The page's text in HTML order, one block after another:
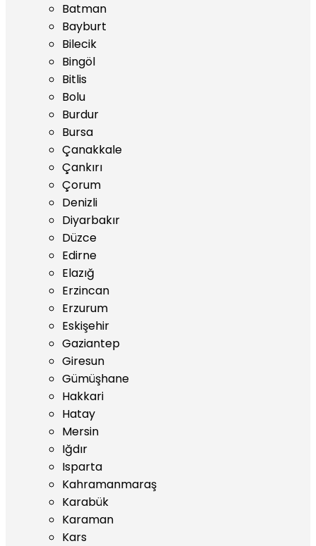
Batman
Bayburt
Bilecik
Bingöl
Bitlis
Bolu
Burdur
Bursa
Çanakkale
Çankırı
Çorum
Denizli
Diyarbakır
Düzce
Edirne
Elazığ
Erzincan
Erzurum
Eskişehir
Gaziantep
Giresun
Gümüşhane
Hakkari
Hatay
Mersin
Iğdır
Isparta
Kahramanmaraş
Karabük
Karaman
Kars